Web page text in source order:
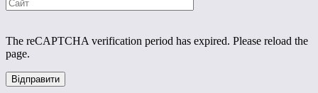
The reCAPTCHA verification period has expired. Please reload the
page.